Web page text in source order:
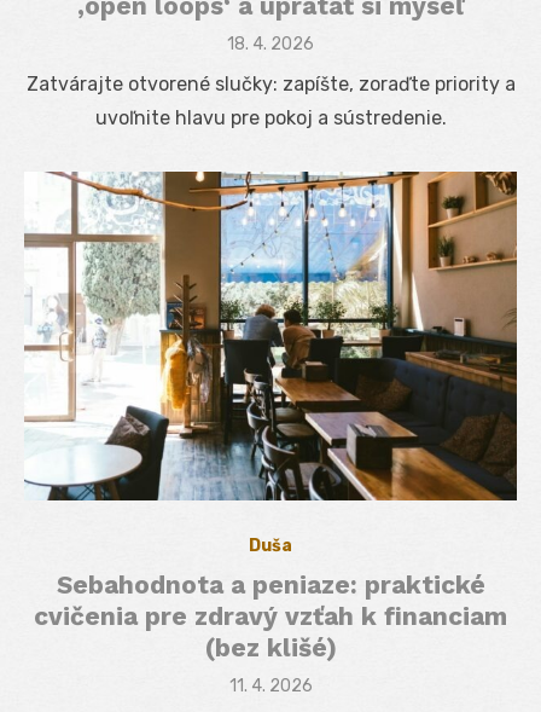
Posted
18. 4. 2026
Zatvárajte otvorené slučky: zapíšte, zoraďte priority a
uvoľnite hlavu pre pokoj a sústredenie.
Duša
Sebahodnota a peniaze: praktické
cvičenia pre zdravý vzťah k financiam
(bez klišé)
Posted
11. 4. 2026